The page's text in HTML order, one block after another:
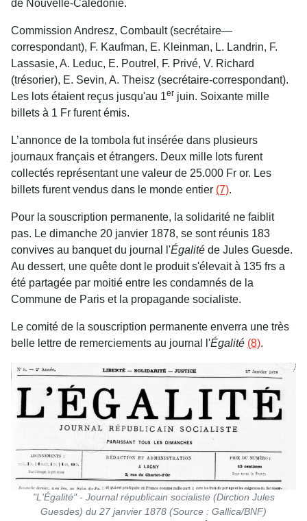
de Nouvelle-Calédonie.
Commission Andresz, Combault (secrétaire—
correspondant), F. Kaufman, E. Kleinman, L. Landrin, F.
Lassasie, A. Leduc, E. Poutrel, F. Privé, V. Richard
(trésorier), E. Sevin, A. Theisz (secrétaire-correspondant).
Les lots étaient reçus jusqu'au 1er juin. Soixante mille
billets à 1 Fr furent émis.
L’annonce de la tombola fut insérée dans plusieurs
journaux français et étrangers. Deux mille lots furent
collectés représentant une valeur de 25.000 Fr or. Les
billets furent vendus dans le monde entier (7).
Pour la souscription permanente, la solidarité ne faiblit
pas. Le dimanche 20 janvier 1878, se sont réunis 183
convives au banquet du journal l'Égalité de Jules Guesde.
Au dessert, une quête dont le produit s'élevait à 135 frs a
été partagée par moitié entre les condamnés de la
Commune de Paris et la propagande socialiste.
Le comité de la souscription permanente enverra une très
belle lettre de remerciements au journal l'Égalité (8).
"L'Égalité" - Journal républicain socialiste (Dirction Jules
Guesdes) du 27 janvier 1878 (Source : Gallica/BNF)